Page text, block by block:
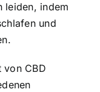
leiden, indem
und
von CBD